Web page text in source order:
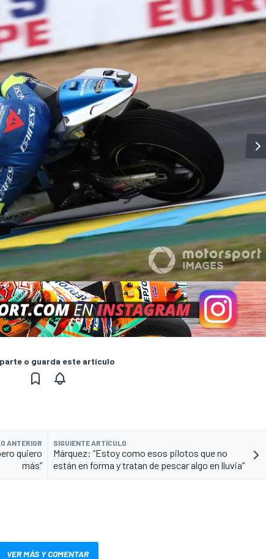
o guarda este artículo
ANTERIOR
quiero
más”
SIGUIENTE ARTÍCULO
Márquez: “Estoy como esos pilotos que no
están en forma y tratan de pescar algo en lluvia”
VER MÁS Y COMENTAR